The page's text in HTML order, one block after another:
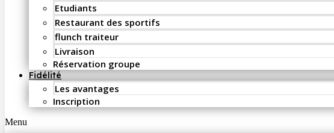
Etudiants
Restaurant des sportifs
flunch traiteur
Livraison
Réservation groupe
Fidélité
Les avantages
Inscription
Menu